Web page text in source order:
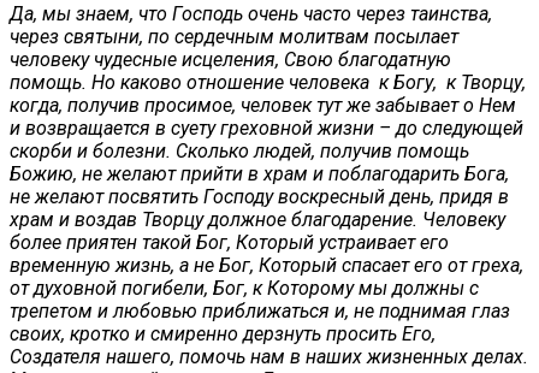
Да, мы знаем, что Господь очень часто через таинства,
через святыни, по сердечным молитвам посылает
человеку чудесные исцеления, Свою благодатную
помощь. Но каково отношение человека к Богу, к Творцу,
когда, получив просимое, человек тут же забывает о Нем
и возвращается в суету греховной жизни – до следующей
скорби и болезни. Сколько людей, получив помощь
Божию, не желают прийти в храм и поблагодарить Бога,
не желают посвятить Господу воскресный день, придя в
храм и воздав Творцу должное благодарение. Человеку
более приятен такой Бог, Который устраивает его
временную жизнь, а не Бог, Который спасает его от греха,
от духовной погибели, Бог, к Которому мы должны с
трепетом и любовью приближаться и, не поднимая глаз
своих, кротко и смиренно дерзнуть просить Его,
Создателя нашего, помочь нам в наших жизненных делах.